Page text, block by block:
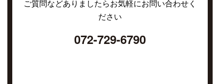
ご質問などありましたらお気軽にお問い合わせく
ださい
072-729-6790